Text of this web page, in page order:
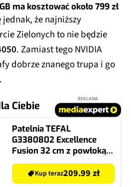
ma kosztować około 799 zł
że najniższy
Zielonych to nie będzie
. Zamiast tego NVIDIA
dobrze znanego trupa i go
Ciebie
REKLAMA
Patelnia TEFAL
G3380802 Excellence
Fusion 32 cm z powłoką
Fusion Core
Kup teraz209.99 zł